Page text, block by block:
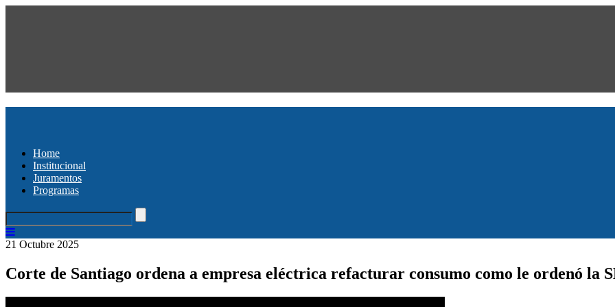
Home
Institucional
Juramentos
Programas
21 Octubre 2025
Corte de Santiago ordena a empresa eléctrica refacturar consumo como le ordenó la